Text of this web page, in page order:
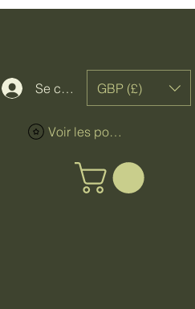
Se connecterGBP (£)
Voir les points